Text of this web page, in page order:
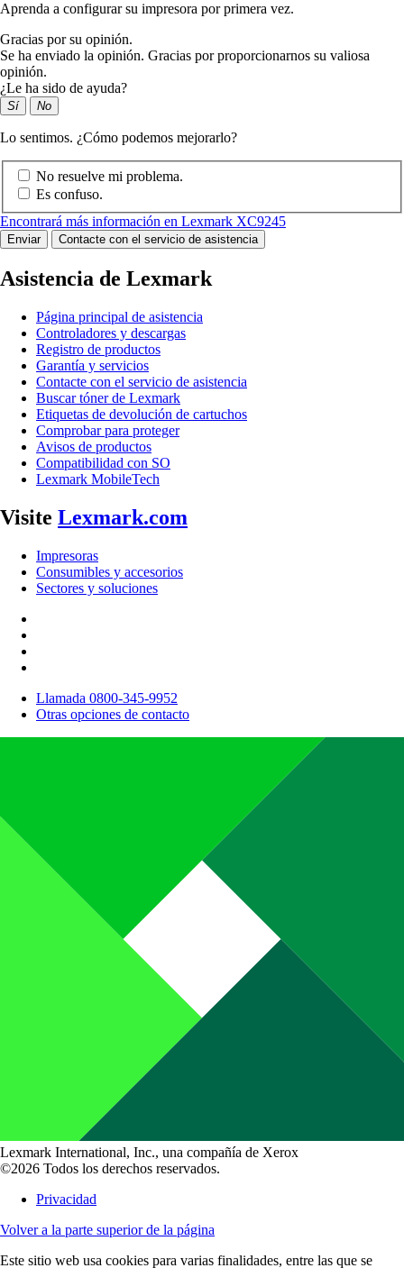
Aprenda a configurar su impresora por primera vez.
Gracias por su opinión.
Se ha enviado la opinión. Gracias por proporcionarnos su valiosa
opinión.
¿Le ha sido de ayuda?
Sí No
Lo sentimos. ¿Cómo podemos mejorarlo?
No resuelve mi problema.
Es confuso.
Encontrará más información en Lexmark XC9245
Enviar Contacte con el servicio de asistencia
Asistencia de Lexmark
Página principal de asistencia
Controladores y descargas
Registro de productos
Garantía y servicios
Contacte con el servicio de asistencia
Buscar tóner de Lexmark
Etiquetas de devolución de cartuchos
Comprobar para proteger
Avisos de productos
Compatibilidad con SO
Lexmark MobileTech
Visite Lexmark.com
Impresoras
Consumibles y accesorios
Sectores y soluciones
Llamada 0800-345-9952
Otras opciones de contacto
Lexmark International, Inc., una compañía de Xerox
©2026 Todos los derechos reservados.
Privacidad
Volver a la parte superior de la página
Este sitio web usa cookies para varias finalidades, entre las que se